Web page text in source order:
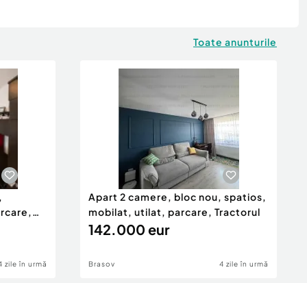
Toate anunturile
zile în urmă
Apart 2 camere, bloc nou, spatios,
mobilat, utilat, parcare, Tractorul
142.000 eur
Brasov 4 zile în urmă